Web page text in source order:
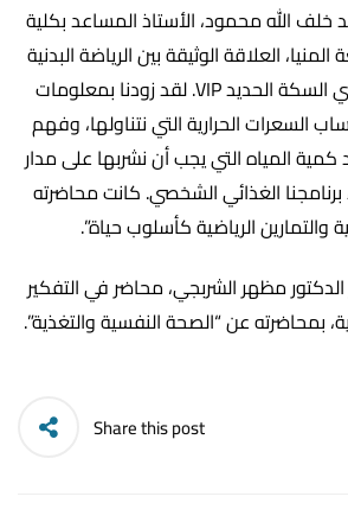
الله محمود، الأستاذ المساعد بكلية
المنيا، العلاقة الوثيقة بين الرياضة البدنية
والتغذية، ومالك نادي السكة الحديد VIP. لقد زودنا بمعلومات
السعرات الحرارية التي نتناولها، وفهم
كمية المياه التي يجب أن نشربها على مدار
برنامجنا الغذائي الشخصي. كانت محاضرته
والتمارين الرياضية كأسلوب حياة”.
الدكتور مظهر الشربجي، محاضر في التفكير
، بمحاضرته عن “الصحة النفسية والتغذية”.
Share this post